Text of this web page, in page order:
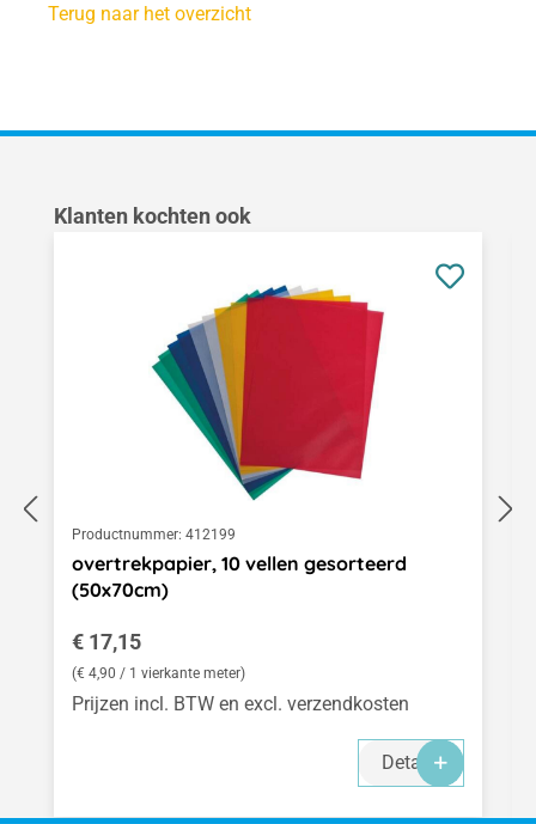
Terug naar het overzicht
Productgalerij overslaan
Klanten kochten ook
Productnummer: 412199
overtrekpapier, 10 vellen gesorteerd
(50x70cm)
Normale prijs:
€ 17,15
(€ 4,90 / 1 vierkante meter)
Prijzen incl. BTW en excl. verzendkosten
Details